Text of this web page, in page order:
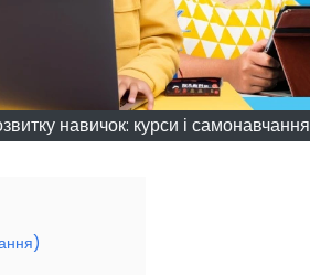
навичок: курси і самонавчання